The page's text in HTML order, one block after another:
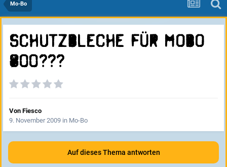
Mo-Bo
Schutzbleche für Mobo
800???
Von Fiesco
9. November 2009 in Mo-Bo
Auf dieses Thema antworten